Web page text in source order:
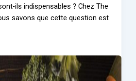
ils indispensables ? Chez The
savons que cette question est